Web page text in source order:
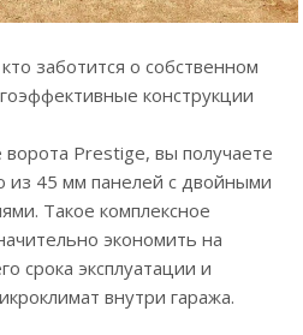
заботится о собственном
конструкции
Prestige, вы получаете
из 45 мм панелей с двойными
Такое комплексное
экономить на
срока эксплуатации и
внутри гаража.